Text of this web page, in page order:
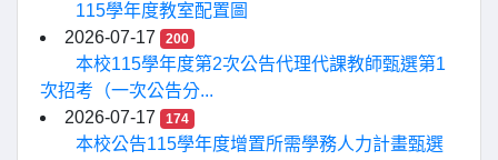
115學年度教室配置圖
2026-07-17
200
本校115學年度第2次公告代理代課教師甄選第1
次招考（一次公告分...
2026-07-17
174
本校公告115學年度增置所需學務人力計畫甄選